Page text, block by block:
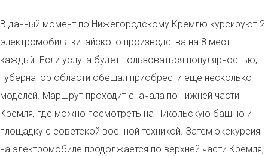
В данный момент по Нижегородскому Кремлю курсируют 2
электромобиля китайского производства на 8 мест
каждый. Если услуга будет пользоваться популярностью,
губернатор области обещал приобрести еще несколько
моделей. Маршрут проходит сначала по нижней части
Кремля, где можно посмотреть на Никольскую башню и
площадку с советской военной техникой. Затем экскурсия
на электромобиле продолжается по верхней части Кремля,